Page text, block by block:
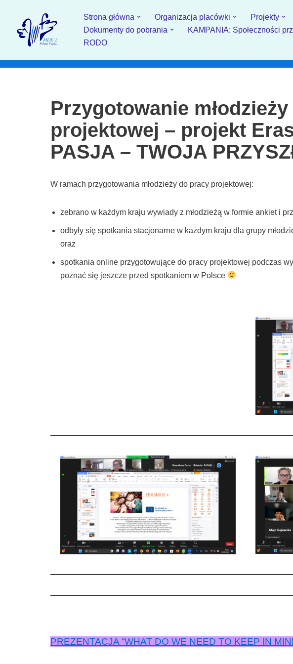
Przejdź
Strona główna Organizacja placówki Projekty
Dokumenty do pobrania
KAMPANIA: Społeczności
RODO
Przygotowanie
projektowej – projekt
PASJA – TWOJA
W ramach przygotowania młodzieży do pracy projektowej:
zebrano w każdym kraju wywiady z młodzieżą w formie ankiet i
odbyły się spotkania stacjonarne w każdym kraju dla grupy
oraz
spotkania online przygotowujące do pracy projektowej podczas
poznać się jeszcze przed spotkaniem w Polsce
PREZENTACJA “WHAT DO WE NEED TO KEEP IN